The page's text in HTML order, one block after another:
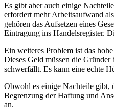
Es gibt aber auch einige
erfordert mehr Arbeitsaufwand
gehören das Aufsetzen eines
Eintragung ins Handelsregister.
Ein weiteres Problem ist das
Dieses Geld müssen die Gründer
schwerfällt. Es kann eine echte
Obwohl es einige Nachteile gibt,
Begrenzung der Haftung und
an.